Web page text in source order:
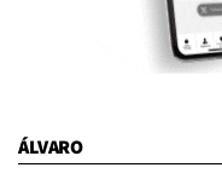
ÁLVARO